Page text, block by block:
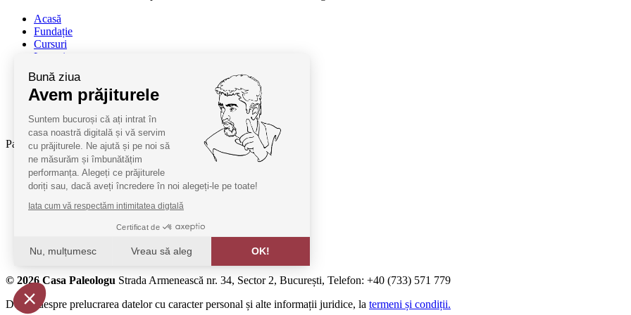
Acasă
Fundație
Cursuri
Lectori
Termeni și condiții
Cum deveniți oaspeți
SAL ANPC
Parteneri:
Radio Guerilla
RSM Romania
Barrier România
KPMG
MobilPay
© 2026 Casa Paleologu Strada Armenească nr. 34, Sector 2, București, Telefon: +40 (733) 571 779
Detalii despre prelucrarea datelor cu caracter personal și alte informații juridice, la termeni și condiții.
Bună ziua
Avem prăjiturele
Suntem bucuroși că ați intrat în
casa noastră digitală și vă servim
cu prăjiturele. Ne ajută și pe noi să
ne măsurăm și îmbunătățim
performanța. Alegeți ce prăjiturele
doriți sau, dacă aveți încredere în noi alegeți-le pe toate!
Iata cum vă respectăm intimitatea digtală
Certificat de
Nu, mulțumesc Vreau să aleg OK!
Axeptio consent
Platformă de Management al Consimțământului: Personalizați Opțiunile